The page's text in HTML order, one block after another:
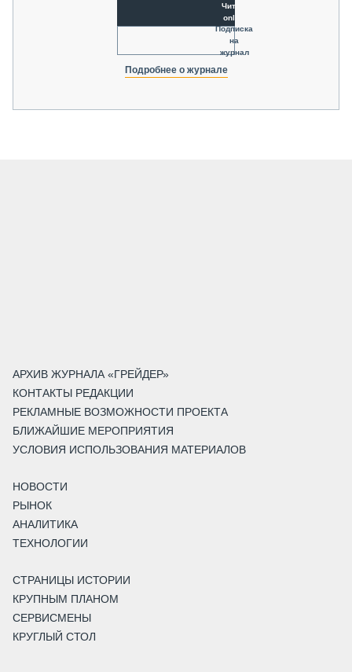
Читать
online
Подписка
на
журнал
Подробнее о журнале
АРХИВ ЖУРНАЛА «ГРЕЙДЕР»
КОНТАКТЫ РЕДАКЦИИ
РЕКЛАМНЫЕ ВОЗМОЖНОСТИ ПРОЕКТА
БЛИЖАЙШИЕ МЕРОПРИЯТИЯ
УСЛОВИЯ ИСПОЛЬЗОВАНИЯ МАТЕРИАЛОВ
НОВОСТИ
РЫНОК
АНАЛИТИКА
ТЕХНОЛОГИИ
СТРАНИЦЫ ИСТОРИИ
КРУПНЫМ ПЛАНОМ
СЕРВИСМЕНЫ
КРУГЛЫЙ СТОЛ